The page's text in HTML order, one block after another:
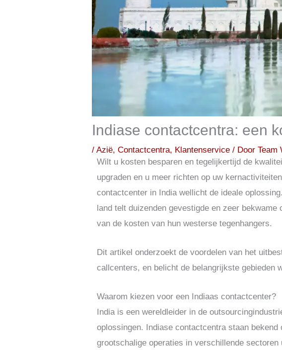
Indiase contactcentra: een
/Azië,Contactcentra, Klantenservice / DoorTeam
Wilt u kosten besparen en tegelijkertijd de
upgraden en u meer richten op uw
contactcenter in India wellicht de ideale
land telt duizenden gevestigde en zeer
van de kosten van hun westerse tegenhangers.
Dit artikel onderzoekt de voordelen van het
callcenters, en belicht de belangrijkste gebieden
Waarom kiezen voor een Indiaas contactcenter?
India is een wereldleider in de
oplossingen. Indiase contactcentra staan
grootschalige operaties in verschillende